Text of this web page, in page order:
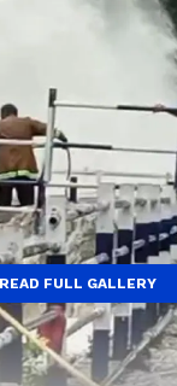
FULL GALLERY